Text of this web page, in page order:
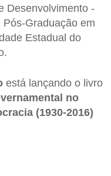
Desenvolvimento -
Graduação em
Estadual do
está lançando o livro
no
(1930-2016)